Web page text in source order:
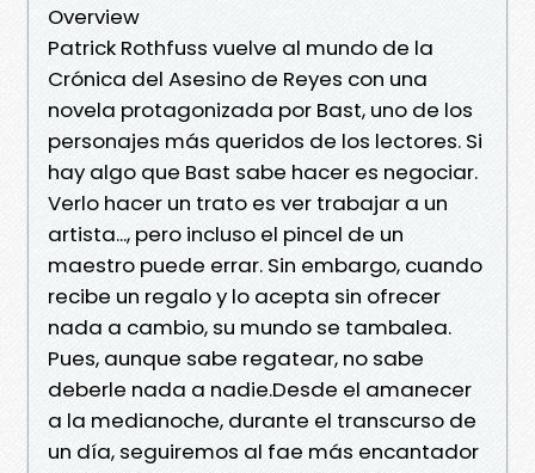
Overview
Patrick Rothfuss vuelve al mundo de la
Crónica del Asesino de Reyes con una
novela protagonizada por Bast, uno de los
personajes más queridos de los lectores. Si
hay algo que Bast sabe hacer es negociar.
Verlo hacer un trato es ver trabajar a un
artista..., pero incluso el pincel de un
maestro puede errar. Sin embargo, cuando
recibe un regalo y lo acepta sin ofrecer
nada a cambio, su mundo se tambalea.
Pues, aunque sabe regatear, no sabe
deberle nada a nadie.Desde el amanecer
a la medianoche, durante el transcurso de
un día, seguiremos al fae más encantador